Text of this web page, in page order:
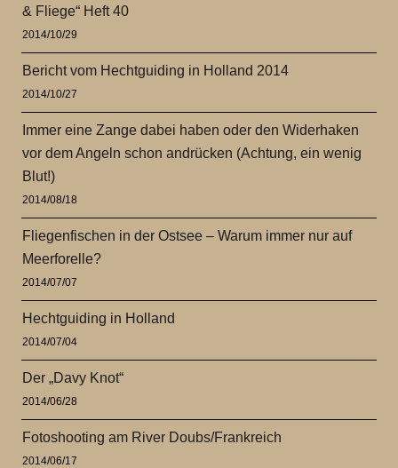
& Fliege“ Heft 40
2014/10/29
Bericht vom Hechtguiding in Holland 2014
2014/10/27
Immer eine Zange dabei haben oder den Widerhaken
vor dem Angeln schon andrücken (Achtung, ein wenig
Blut!)
2014/08/18
Fliegenfischen in der Ostsee – Warum immer nur auf
Meerforelle?
2014/07/07
Hechtguiding in Holland
2014/07/04
Der „Davy Knot“
2014/06/28
Fotoshooting am River Doubs/Frankreich
2014/06/17